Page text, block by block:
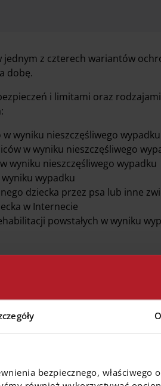
bezpiecznego, właściwego
z czterech wariantów
dobę.
i limitami oraz
wyniku nieszczęśliwego wypadku
w wyniku nieszczęśliwego
wyniku nieszczęśliwego wypadku
wypadku
dziecka przez psa lub inne
w Internecie
powstałych w wyniku
wariantów
- nr 1
63 zł/rok